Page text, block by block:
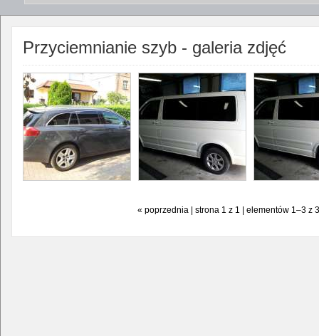
Przyciemnianie szyb - galeria zdjęć
« poprzednia | strona 1 z 1 | elementów 1–3 z